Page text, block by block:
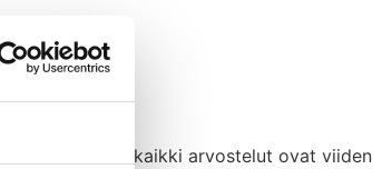
ja kaikki arvostelut ovat viiden